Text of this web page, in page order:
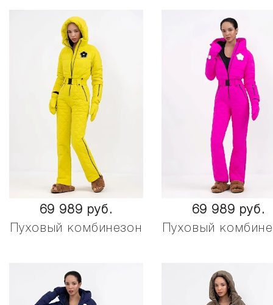
69 989 руб.
Пуховый комбинезон
69 989 руб.
Пуховый